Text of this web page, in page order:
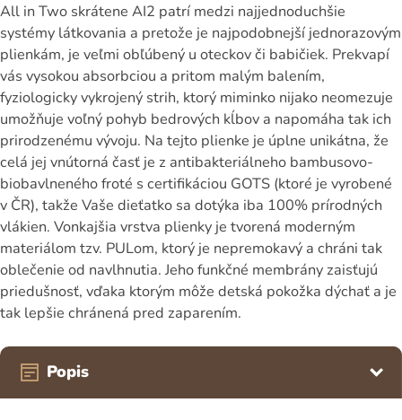
All in Two skrátene AI2 patrí medzi najjednoduchšie
systémy látkovania a pretože je najpodobnejší jednorazovým
plienkám, je veľmi obľúbený u oteckov či babičiek. Prekvapí
vás vysokou absorbciou a pritom malým balením,
fyziologicky vykrojený strih, ktorý miminko nijako neomezuje
umožňuje voľný pohyb bedrových kĺbov a napomáha tak ich
prirodzenému vývoju. Na tejto plienke je úplne unikátna, že
celá jej vnútorná časť je z antibakteriálneho bambusovo-
biobavlneného froté s certifikáciou GOTS (ktoré je vyrobené
v ČR), takže Vaše dieťatko sa dotýka iba 100% prírodných
vlákien. Vonkajšia vrstva plienky je tvorená moderným
materiálom tzv. PULom, ktorý je nepremokavý a chráni tak
oblečenie od navlhnutia. Jeho funkčné membrány zaisťujú
priedušnosť, vďaka ktorým môže detská pokožka dýchať a je
tak lepšie chránená pred zaparením.
Popis